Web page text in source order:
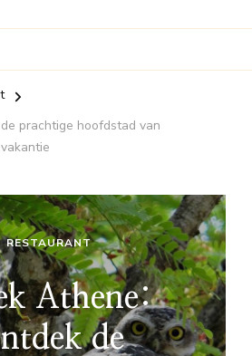
prachtige hoofdstad van
RESTAURANT
Athene:
de